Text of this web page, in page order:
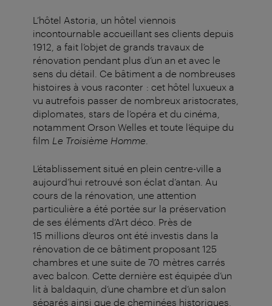
L’hôtel Astoria, un hôtel viennois
incontournable accueillant ses clients depuis
1912, a fait l’objet de grands travaux de
rénovation pendant plus d’un an et avec le
sens du détail. Ce bâtiment a de nombreuses
histoires à vous raconter : cet hôtel luxueux a
vu autrefois passer de nombreux aristocrates,
diplomates, stars de l’opéra et du cinéma,
notamment Orson Welles et toute l’équipe du
film Le Troisième Homme
L’établissement situé en plein centre-ville a
aujourd’hui retrouvé son éclat d’antan. Au
cours de la rénovation, une attention
particulière a été portée sur la préservation
de ses éléments d’Art déco. Près de
15 millions d’euros ont été investis dans la
rénovation de ce bâtiment proposant 125
chambres et une suite de 70 mètres carrés
avec balcon. Cette dernière est équipée d’un
lit à baldaquin, d’une chambre et d’un salon
séparés ainsi que de cheminées historiques,